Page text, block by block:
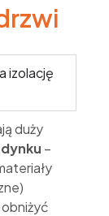
izolację
duży
–